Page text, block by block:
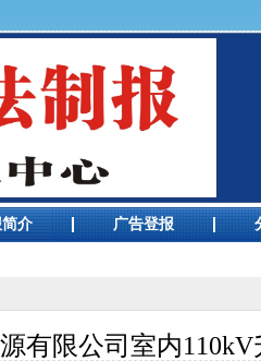
介 广告登报
有限公司室内